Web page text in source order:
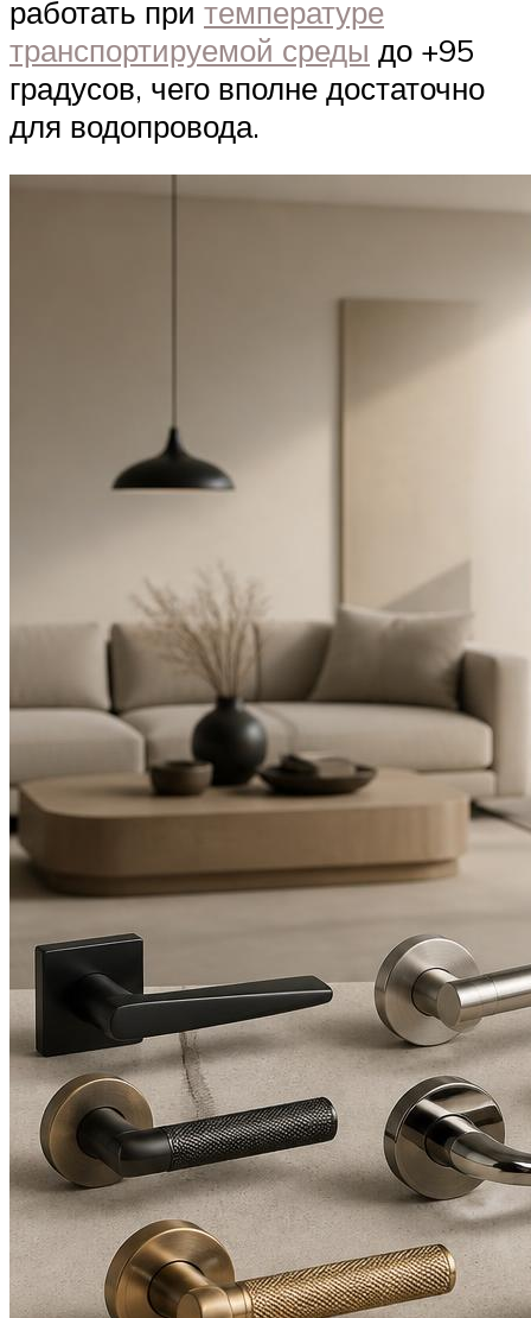
работать при температуре
транспортируемой среды до +95
градусов, чего вполне достаточно
для водопровода.